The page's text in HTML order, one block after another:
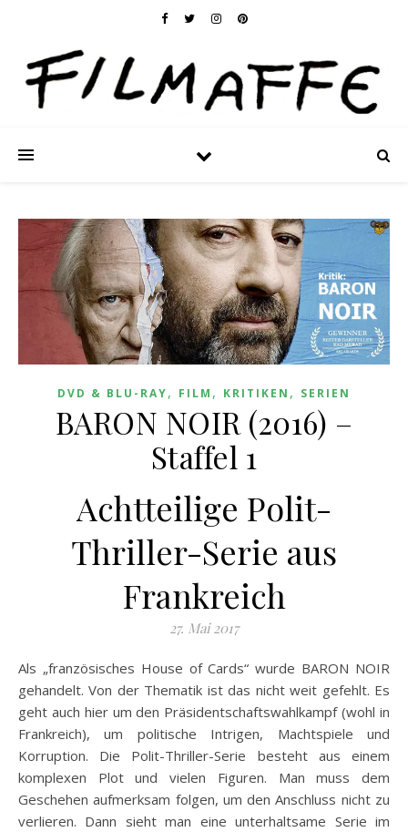
DVD & BLU-RAY, FILM , KRITIKEN , SERIEN
BARON NOIR (2016) –
Staffel 1
Achtteilige Polit-
Thriller-Serie aus
Frankreich
27. Mai 2017
Als „französisches House of Cards“ wurde BARON NOIR
gehandelt. Von der Thematik ist das nicht weit gefehlt. Es
geht auch hier um den Präsidentschaftswahlkampf (wohl in
Frankreich), um politische Intrigen, Machtspiele und
Korruption. Die Polit-Thriller-Serie besteht aus einem
komplexen Plot und vielen Figuren. Man muss dem
Geschehen aufmerksam folgen, um den Anschluss nicht zu
verlieren. Dann sieht man eine unterhaltsame Serie im